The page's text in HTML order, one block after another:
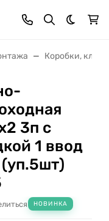
Темная
Коробки,
3п с
1 ввод
НОВИНКА